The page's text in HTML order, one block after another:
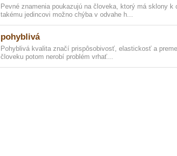
Pevné znamenia poukazujú na človeka, ktorý má sklony k
takému jedincovi možno chýba v odvahe h...
pohyblivá
Pohyblivá kvalita značí prispôsobivosť, elastickosť a
človeku potom nerobí problém vrhať...